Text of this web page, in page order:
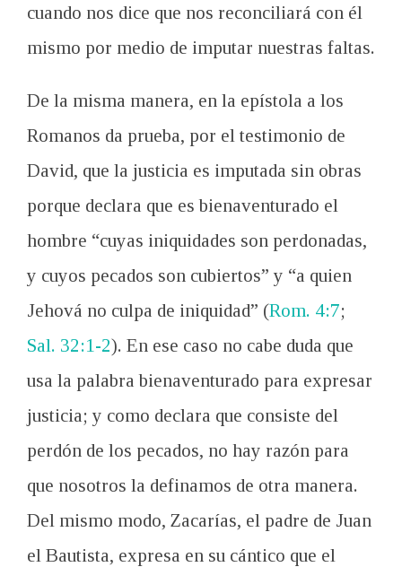
cuando nos dice que nos reconciliará con él
mismo por medio de imputar nuestras faltas.
De la misma manera, en la epístola a los
Romanos da prueba, por el testimonio de
David, que la justicia es imputada sin obras
porque declara que es bienaventurado el
hombre “cuyas iniquidades son perdonadas,
y cuyos pecados son cubiertos” y “a quien
Jehová no culpa de iniquidad” (Rom. 4:7;
Sal. 32:1-2). En ese caso no cabe duda que
usa la palabra bienaventurado para expresar
justicia; y como declara que consiste del
perdón de los pecados, no hay razón para
que nosotros la definamos de otra manera.
Del mismo modo, Zacarías, el padre de Juan
el Bautista, expresa en su cántico que el